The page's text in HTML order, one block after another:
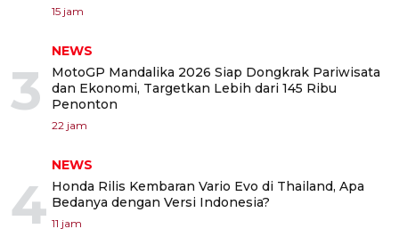
15 jam
3
NEWS
MotoGP Mandalika 2026 Siap Dongkrak Pariwisata
dan Ekonomi, Targetkan Lebih dari 145 Ribu
Penonton
22 jam
4
NEWS
Honda Rilis Kembaran Vario Evo di Thailand, Apa
Bedanya dengan Versi Indonesia?
11 jam